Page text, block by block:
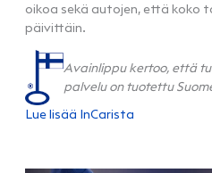
oikoa sekä autojen, että koko
päivittäin.
Avainlippu kertoo, että
palvelu on tuotettu
Lue lisää InCarista